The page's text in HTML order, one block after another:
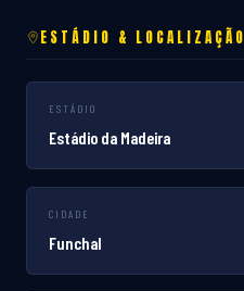
ESTÁDIO & LOCALIZAÇÃO
ESTÁDIO
Estádio da Madeira
CIDADE
Funchal